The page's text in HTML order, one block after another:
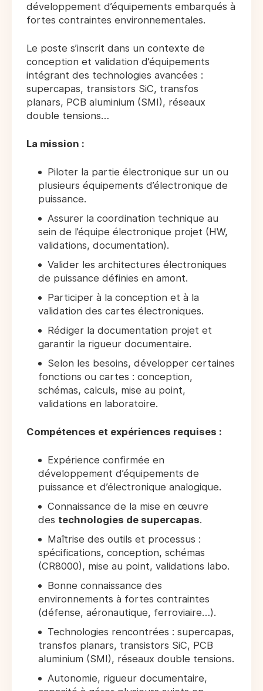
développement d’équipements embarqués à
fortes contraintes environnementales.
Le poste s’inscrit dans un contexte de
conception et validation d’équipements
intégrant des technologies avancées :
supercapas, transistors SiC, transfos
planars, PCB aluminium (SMI), réseaux
double tensions…
La mission :
Piloter la partie électronique sur un ou
plusieurs équipements d’électronique de
puissance.
Assurer la coordination technique au
sein de l’équipe électronique projet (HW,
validations, documentation).
Valider les architectures électroniques
de puissance définies en amont.
Participer à la conception et à la
validation des cartes électroniques.
Rédiger la documentation projet et
garantir la rigueur documentaire.
Selon les besoins, développer certaines
fonctions ou cartes : conception,
schémas, calculs, mise au point,
validations en laboratoire.
Compétences et expériences requises :
Expérience confirmée en
développement d’équipements de
puissance et d’électronique analogique.
Connaissance de la mise en œuvre
des technologies de supercapas.
Maîtrise des outils et processus :
spécifications, conception, schémas
(CR8000), mise au point, validations labo.
Bonne connaissance des
environnements à fortes contraintes
(défense, aéronautique, ferroviaire…).
Technologies rencontrées : supercapas,
transfos planars, transistors SiC, PCB
aluminium (SMI), réseaux double tensions.
Autonomie, rigueur documentaire,